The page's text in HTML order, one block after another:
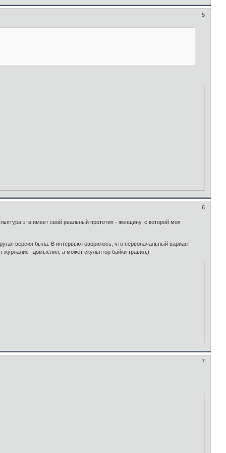
5
6
эта имеет свой реальный прототип - женщину, с которой моя
версия была. В интервью говорилось, что первоначальный вариант
домыслил, а может скульптор байки травил:)
7